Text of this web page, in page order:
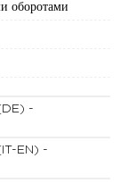
оборотами
-
EN) -